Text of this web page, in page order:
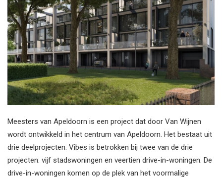
Meesters van Apeldoorn is een project dat door Van Wijnen
wordt ontwikkeld in het centrum van Apeldoorn. Het bestaat uit
drie deelprojecten. Vibes is betrokken bij twee van de drie
projecten: vijf stadswoningen en veertien drive-in-woningen. De
drive-in-woningen komen op de plek van het voormalige